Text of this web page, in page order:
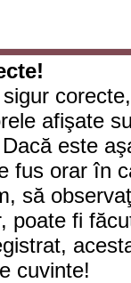
afişate
este
fus orar în
să
poate fi
cuvinte!